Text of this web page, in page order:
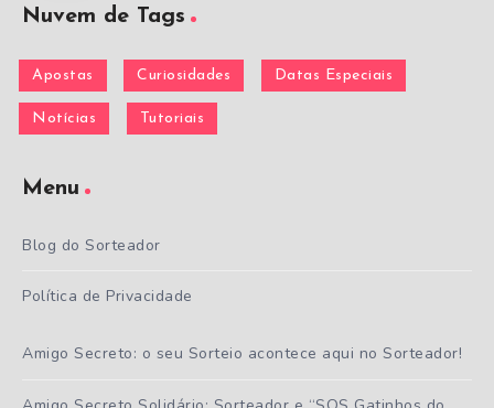
Nuvem de Tags
Apostas Curiosidades Datas Especiais
Notícias Tutoriais
Menu
Blog do Sorteador
Política de Privacidade
Amigo Secreto: o seu Sorteio acontece aqui no Sorteador!